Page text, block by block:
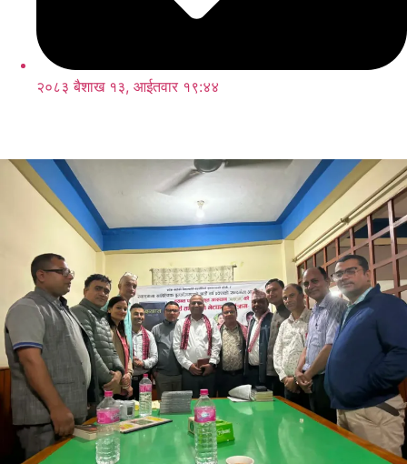
२०८३ बैशाख १३, आईतवार १९:४४